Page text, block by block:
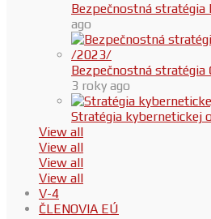
Bezpečnostná
ago
Bezpečnostná
3 roky ago
Stratégia kybernetickej
View all
View all
View all
View all
V-4
ČLENOVIA EÚ